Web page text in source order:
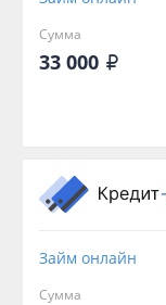
Сумма
33 000
Займ онлайн
Сумма